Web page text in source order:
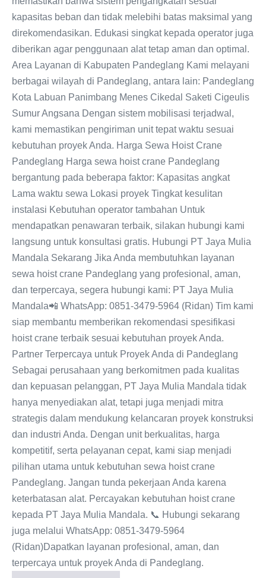
kapasitas beban dan tidak melebihi batas maksimal yang
direkomendasikan. Edukasi singkat kepada operator juga
diberikan agar penggunaan alat tetap aman dan optimal.
Area Layanan di Kabupaten Pandeglang Kami melayani
berbagai wilayah di Pandeglang, antara lain: Pandeglang
Kota Labuan Panimbang Menes Cikedal Saketi Cigeulis
Sumur Angsana Dengan sistem mobilisasi terjadwal,
kami memastikan pengiriman unit tepat waktu sesuai
kebutuhan proyek Anda. Harga Sewa Hoist Crane
Pandeglang Harga sewa hoist crane Pandeglang
bergantung pada beberapa faktor: Kapasitas angkat
Lama waktu sewa Lokasi proyek Tingkat kesulitan
instalasi Kebutuhan operator tambahan Untuk
mendapatkan penawaran terbaik, silakan hubungi kami
langsung untuk konsultasi gratis. Hubungi PT Jaya Mulia
Mandala Sekarang Jika Anda membutuhkan layanan
sewa hoist crane Pandeglang yang profesional, aman,
dan terpercaya, segera hubungi kami: PT Jaya Mulia
Mandala📲 WhatsApp: 0851-3479-5964 (Ridan) Tim kami
siap membantu memberikan rekomendasi spesifikasi
hoist crane terbaik sesuai kebutuhan proyek Anda.
Partner Terpercaya untuk Proyek Anda di Pandeglang
Sebagai perusahaan yang berkomitmen pada kualitas
dan kepuasan pelanggan, PT Jaya Mulia Mandala tidak
hanya menyediakan alat, tetapi juga menjadi mitra
strategis dalam mendukung kelancaran proyek konstruksi
dan industri Anda. Dengan unit berkualitas, harga
kompetitif, serta pelayanan cepat, kami siap menjadi
pilihan utama untuk kebutuhan sewa hoist crane
Pandeglang. Jangan tunda pekerjaan Anda karena
keterbatasan alat. Percayakan kebutuhan hoist crane
kepada PT Jaya Mulia Mandala. 📞 Hubungi sekarang
juga melalui WhatsApp: 0851-3479-5964
(Ridan)Dapatkan layanan profesional, aman, dan
terpercaya untuk proyek Anda di Pandeglang.